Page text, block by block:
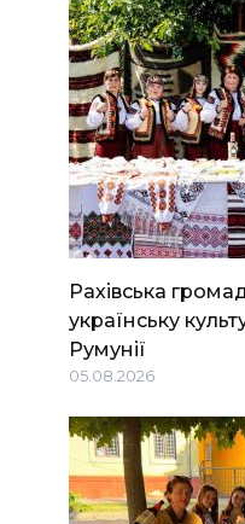
Рахівська
українську
Румунії
05.08.2026